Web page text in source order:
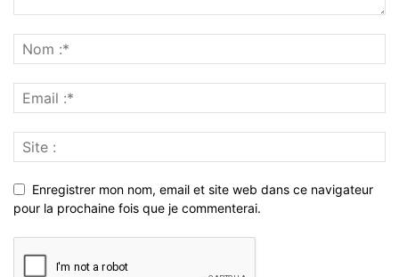
Enregistrer mon nom, email et site web dans ce navigateur
pour la prochaine fois que je commenterai.